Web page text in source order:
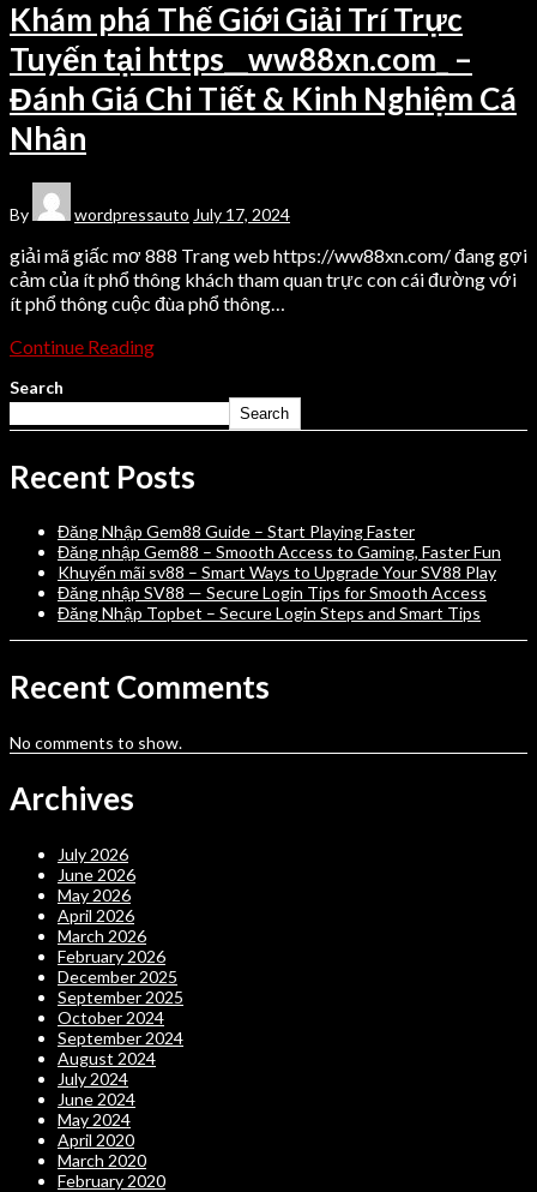
Khám phá Thế Giới Giải Trí Trực
Tuyến tại https__ww88xn.com_ –
Đánh Giá Chi Tiết & Kinh Nghiệm Cá
Nhân
By wordpressauto July 17, 2024
giải mã giấc mơ 888 Trang web https://ww88xn.com/ đang gợi
cảm của ít phổ thông khách tham quan trực con cái đường với
ít phổ thông cuộc đùa phổ thông…
Continue Reading
Search
Search
Recent Posts
Đăng Nhập Gem88 Guide – Start Playing Faster
Đăng nhập Gem88 – Smooth Access to Gaming, Faster Fun
Khuyến mãi sv88 – Smart Ways to Upgrade Your SV88 Play
Đăng nhập SV88 — Secure Login Tips for Smooth Access
Đăng Nhập Topbet – Secure Login Steps and Smart Tips
Recent Comments
No comments to show.
Archives
July 2026
June 2026
May 2026
April 2026
March 2026
February 2026
December 2025
September 2025
October 2024
September 2024
August 2024
July 2024
June 2024
May 2024
April 2020
March 2020
February 2020